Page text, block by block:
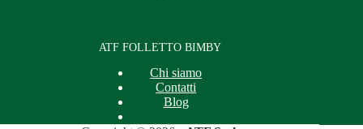
ATF FOLLETTO BIMBY
Chi siamo
Contatti
Blog